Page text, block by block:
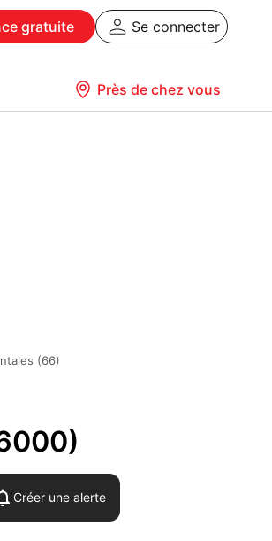
gratuite Se connecter
Près de chez vous
(66)
Créer une alerte